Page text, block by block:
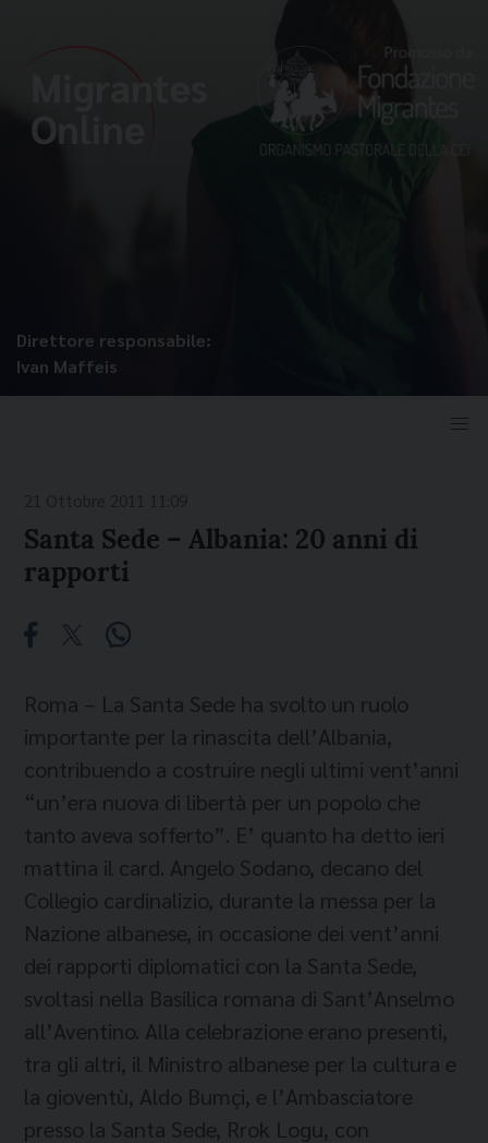
Direttore responsabile:
Ivan Maffeis
Santa Sede – Albania: 20 anni di
rapporti
Roma – La Santa Sede ha svolto un ruolo
importante per la rinascita dell’Albania,
contribuendo a costruire negli ultimi vent’anni
“un’era nuova di libertà per un popolo che
tanto aveva sofferto”. E’ quanto ha detto ieri
mattina il card. Angelo Sodano, decano del
Collegio cardinalizio, durante la messa per la
Nazione albanese, in occasione dei vent’anni
dei rapporti diplomatici con la Santa Sede,
svoltasi nella Basilica romana di Sant’Anselmo
all’Aventino. Alla celebrazione erano presenti,
tra gli altri, il Ministro albanese per la cultura e
la gioventù, Aldo Bumçi, e l’Ambasciatore
presso la Santa Sede, Rrok Logu, con